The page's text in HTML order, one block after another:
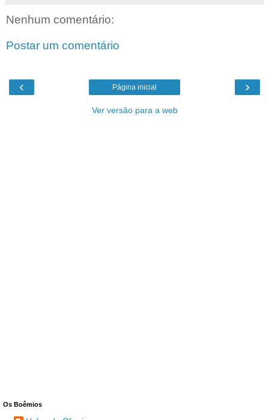
Nenhum comentário:
Postar um comentário
‹ ›
Página inicial
Ver versão para a web
Os Boêmios